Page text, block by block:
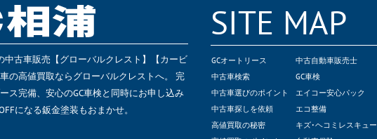
中古車販売【グローバルクレスト】【カービ
の高値買取ならグローバルクレストへ。 完
ス完備、安心のGC車検と同時にお申し込み
になる鈑金塗装もおまかせ。
SITE MAP
GCオートリース
中古車検索
中古車選びのポイント
中古車探しを依頼
高値買取の秘密
中古自動車販売士
GC車検
エイコー安心パック
エコ整備
キズ･ヘコミレスキュー